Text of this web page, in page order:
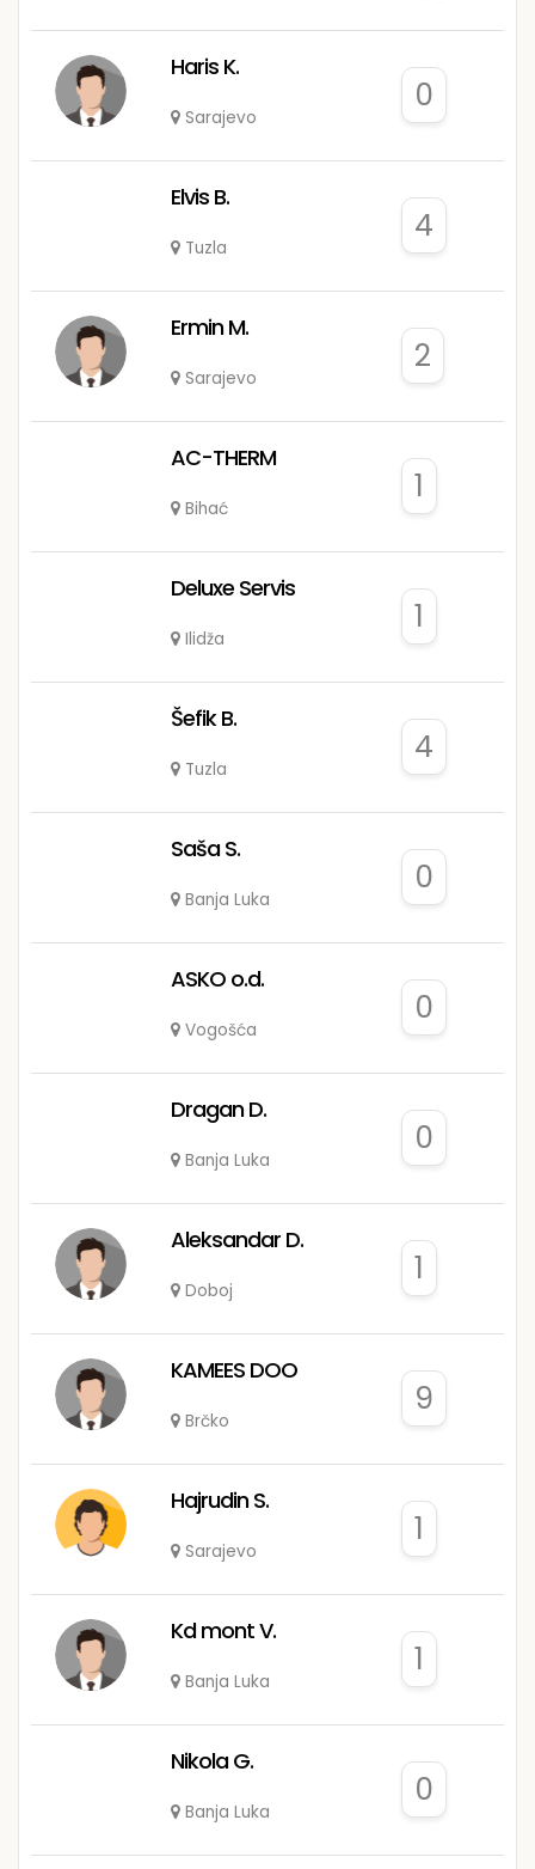
Haris K.
Sarajevo
0
Elvis B.
Tuzla
4
Ermin M.
Sarajevo
2
AC-THERM
Bihać
1
Deluxe Servis
Ilidža
1
Šefik B.
Tuzla
4
Saša S.
Banja Luka
0
ASKO o.d.
Vogošća
0
Dragan D.
Banja Luka
0
Aleksandar D.
Doboj
1
KAMEES DOO
Brčko
9
Hajrudin S.
Sarajevo
1
Kd mont V.
Banja Luka
1
Nikola G.
Banja Luka
0